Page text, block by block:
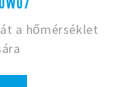
a hőmérséklet